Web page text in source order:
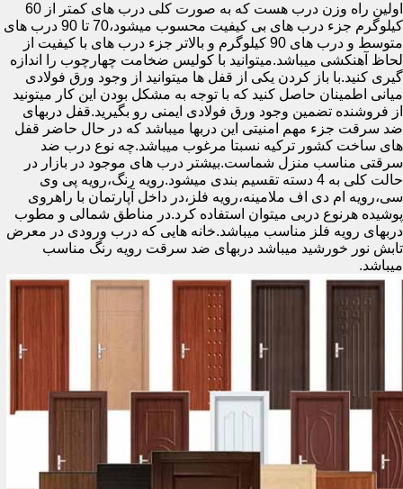
اولین راه وزن درب هست که به صورت کلی درب های کمتر از 60
کیلوگرم جزء درب های بی کیفیت محسوب میشود،70 تا 90 درب های
متوسط و درب های 90 کیلوگرم و بالاتر جزء درب های با کیفیت از
لحاظ آهنکشی میباشد.میتوانید با کولیس ضخامت چهارچوب را اندازه
گیری کنید.با باز کردن یکی از قفل ها میتوانید از وجود ورق فولادی
میانی اطمینان حاصل کنید که با توجه به مشکل بودن این کار میتونید
از فروشنده تضمین وجود ورق فولادی ایمنی رو بگیرید.قفل دربهای
ضد سرقت جزء مهم امنیتی این دربها میباشد که در حال حاضر قفل
های ساخت کشور ترکیه نسبتا مرغوب میباشد.چه نوع درب ضد
سرقتی مناسب منزل شماست.بیشتر درب های موجود در بازار در
حالت کلی به 4 دسته تقسیم بندی میشود.رویه رنگ،رویه پی وی
سی،رویه ام دی اف ملامینه،رویه فلز،در داخل آپارتمان با راهروی
پوشیده هرنوع دربی میتوان استفاده کرد.در مناطق شمالی و مطوب
دربهای رویه فلز مناسب میباشد.خانه هایی که درب ورودی در معرض
تابش نور خورشید میباشد دربهای ضد سرقت رویه رنگ مناسب
میباشد.